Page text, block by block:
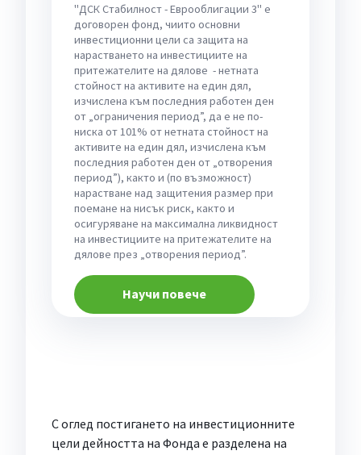
"ДСК Стабилност - Еврооблигации 3" е
договорен фонд, чиито основни
инвестиционни цели са защита на
нарастването на инвестициите на
притежателите на дялове - нетната
стойност на активите на един дял,
изчислена към последния работен ден
от „ограничения период”, да е не по-
ниска от 101% от нетната стойност на
активите на един дял, изчислена към
последния работен ден от „отворения
период”), както и (по възможност)
нарастване над защитения размер при
поемане на нисък риск, както и
осигуряване на максимална ликвидност
на инвестициите на притежателите на
дялове през „отворения период”.
Научи повече
С оглед постигането на инвестиционните
цели дейността на Фонда е разделена на